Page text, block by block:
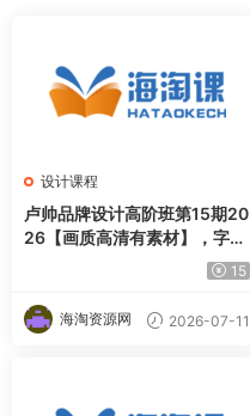
设计课程
卢帅品牌设计高阶班第15期20
26【画质高清有素材】，字体
标志＋图形LOGO＋AIGC设计
＋IP形象＋VI全案落地系统教
程
15
海淘资源网 2026-07-11